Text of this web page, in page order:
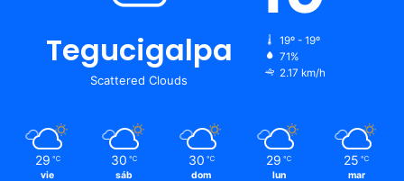
Tegucigalpa
Scattered Clouds
19º - 19º
71%
2.17 km/h
29 ℃
vie
30 ℃
sáb
30 ℃
dom
29 ℃
lun
25 ℃
mar